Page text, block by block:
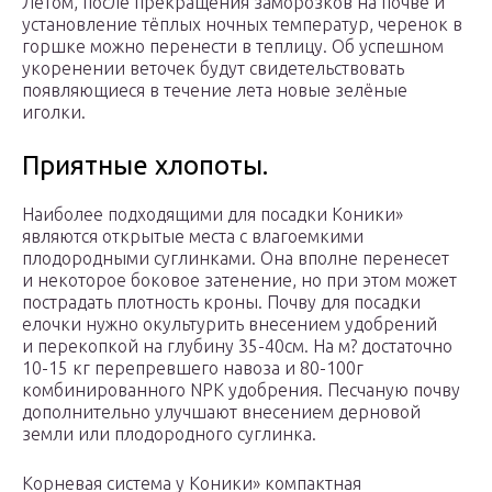
установление тёплых ночных температур, черенок в
горшке можно перенести в теплицу. Об успешном
укоренении веточек будут свидетельствовать
появляющиеся в течение лета новые зелёные
иголки.
Приятные хлопоты.
Наиболее подходящими для посадки Коники»
являются открытые места с влагоемкими
плодородными суглинками. Она вполне перенесет
и некоторое боковое затенение, но при этом может
пострадать плотность кроны. Почву для посадки
елочки нужно окультурить внесением удобрений
и перекопкой на глубину 35-40см. На м? достаточно
10-15 кг перепревшего навоза и 80-100г
комбинированного NPK удобрения. Песчаную почву
дополнительно улучшают внесением дерновой
земли или плодородного суглинка.
Корневая система у Коники» компактная